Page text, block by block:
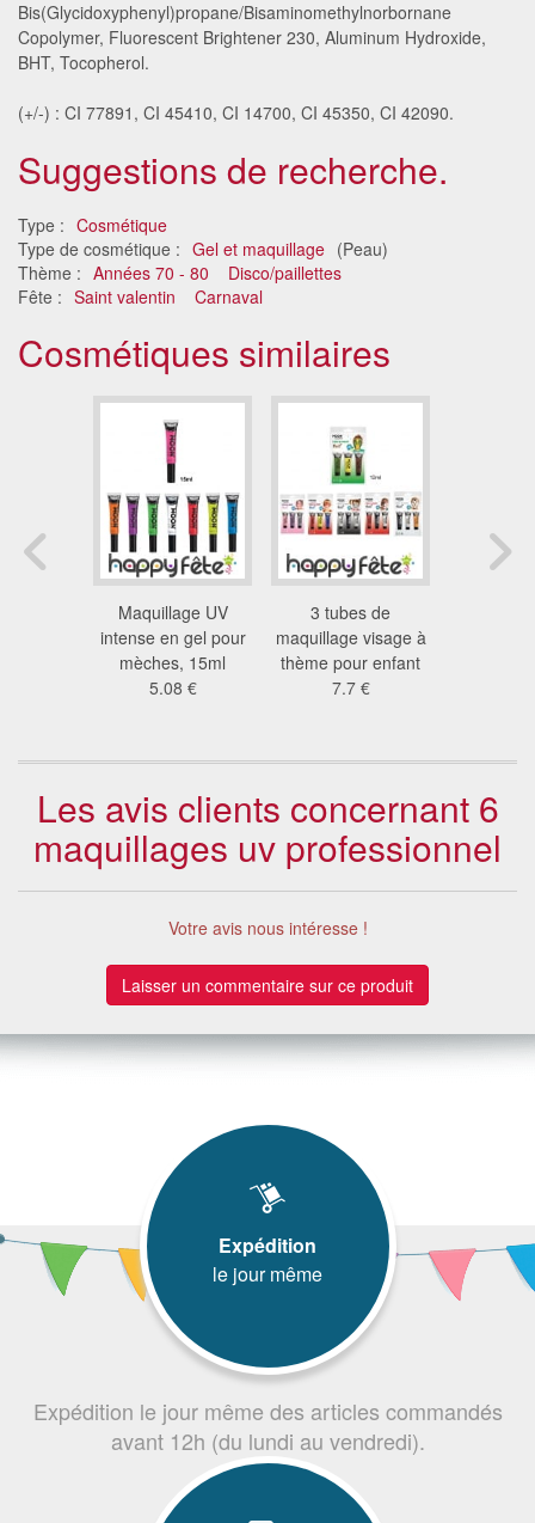
Bis(Glycidoxyphenyl)propane/Bisaminomethylnorbornane
Copolymer, Fluorescent Brightener 230, Aluminum Hydroxide,
BHT, Tocopherol.
(+/-) : CI 77891, CI 45410, CI 14700, CI 45350, CI 42090.
Suggestions de recherche.
Type : Cosmétique
Type de cosmétique : Gel et maquillage (Peau)
Thème : Années 70 - 80
Disco/paillettes
Fête : Saint valentin Carnaval
Cosmétiques similaires
Maquillage UV
intense en gel pour
mèches, 15ml
5.08 €
3 tubes de
maquillage visage à
thème pour enfant
7.7 €
Les avis clients concernant 6
maquillages uv professionnel
Votre avis nous intéresse !
Laisser un commentaire sur ce produit
Expédition
le jour même
Expédition le jour même des articles commandés
avant 12h (du lundi au vendredi).